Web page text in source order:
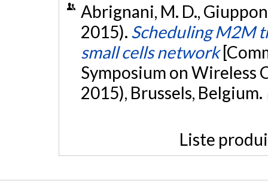
Abrignani, M. D.,
2015). Scheduling M2M
small cells network
Symposium on Wireless
2015), Brussels, Belgium.
Liste